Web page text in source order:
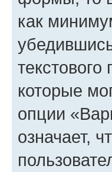
как
которые
опции
означает,